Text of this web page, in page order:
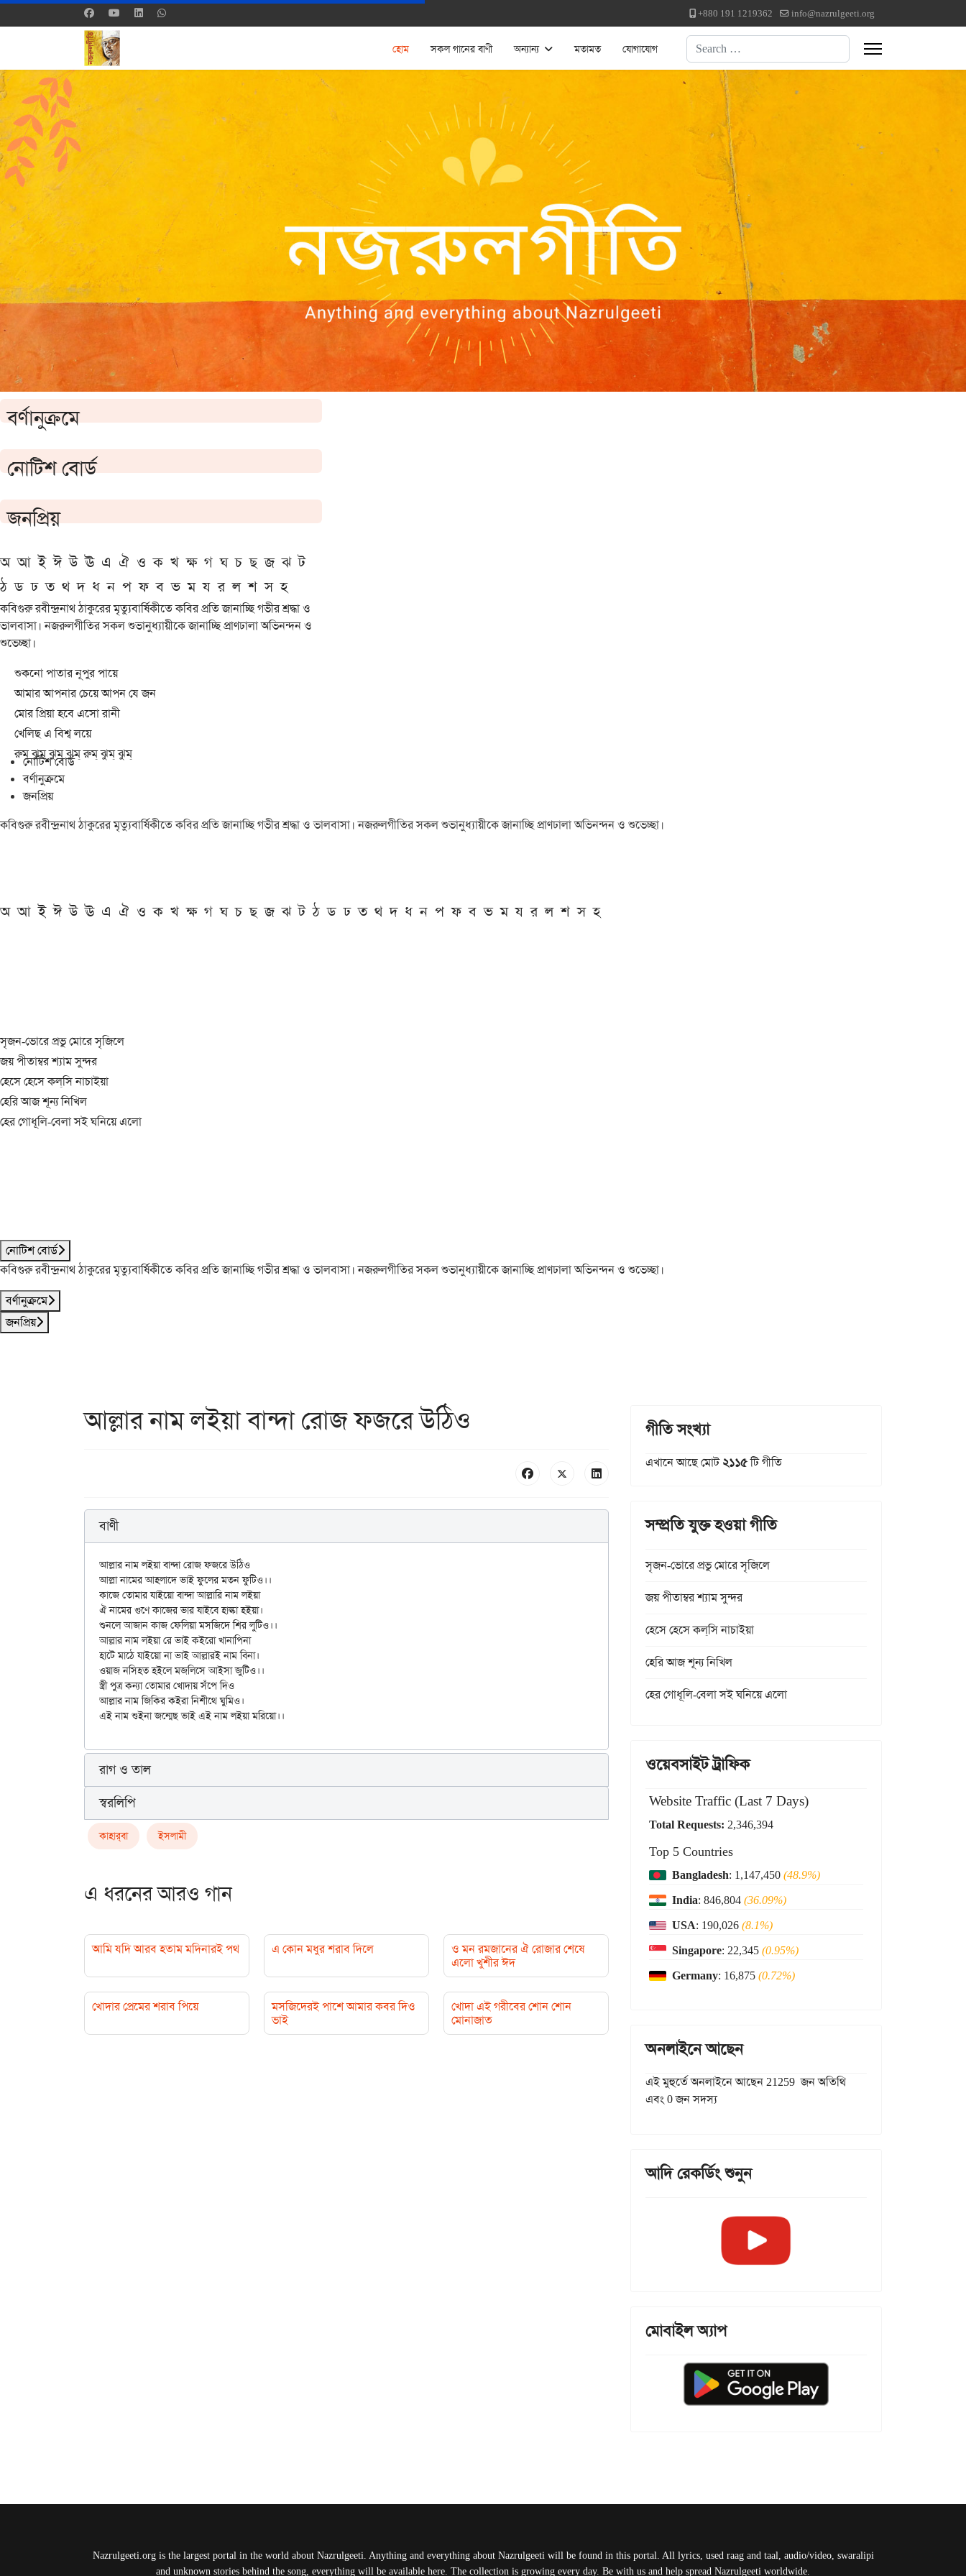
+880 191 1219362 info@nazrulgeeti.org
হোম সকল গানের বাণী অন্যান্য মতামত যোগাযোগ Search
বর্ণানুক্রমে
নোটিশ বোর্ড
জনপ্রিয়
অ আ ই ঈ উ ঊ এ ঐ ও ক খ ক্ষ গ ঘ চ ছ জ ঝ ট
ঠ ড ঢ ত থ দ ধ ন প ফ ব ভ ম য র ল শ স হ
কবিগুরু রবীন্দ্রনাথ ঠাকুরের মৃত্যুবার্ষিকীতে কবির প্রতি জানাচ্ছি গভীর শ্রদ্ধা ও
ভালবাসা। নজরুলগীতির সকল শুভানুধ্যায়ীকে জানাচ্ছি প্রাণঢালা অভিনন্দন ও
শুভেচ্ছা।
শুকনো পাতার নূপুর পায়ে
আমার আপনার চেয়ে আপন যে জন
মোর প্রিয়া হবে এসো রানী
খেলিছ এ বিশ্ব লয়ে
রুম্ ঝুম্ ঝুম্ ঝুম্ রুম্ ঝুম্ ঝুম্
নোটিশ বোর্ড
বর্ণানুক্রমে
জনপ্রিয়
কবিগুরু রবীন্দ্রনাথ ঠাকুরের মৃত্যুবার্ষিকীতে কবির প্রতি জানাচ্ছি গভীর শ্রদ্ধা ও ভালবাসা। নজরুলগীতির সকল শুভানুধ্যায়ীকে জানাচ্ছি প্রাণঢালা অভিনন্দন ও শুভেচ্ছা।
অ আ ই ঈ উ ঊ এ ঐ ও ক খ ক্ষ গ ঘ চ ছ জ ঝ ট ঠ ড ঢ ত থ দ ধ ন প ফ ব ভ ম য র ল শ স হ
সৃজন-ভোরে প্রভু মোরে সৃজিলে
জয় পীতাম্বর শ্যাম সুন্দর
হেসে হেসে কল্‌সি নাচাইয়া
হেরি আজ শূন্য নিখিল
হের গোধূলি-বেলা সই ঘনিয়ে এলো
নোটিশ বোর্ড
কবিগুরু রবীন্দ্রনাথ ঠাকুরের মৃত্যুবার্ষিকীতে কবির প্রতি জানাচ্ছি গভীর শ্রদ্ধা ও ভালবাসা। নজরুলগীতির সকল শুভানুধ্যায়ীকে জানাচ্ছি প্রাণঢালা অভিনন্দন ও শুভেচ্ছা।
বর্ণানুক্রমে
জনপ্রিয়
আল্লার নাম লইয়া বান্দা রোজ ফজরে উঠিও
বাণী
আল্লার নাম লইয়া বান্দা রোজ ফজরে উঠিও
আল্লা নামের আহলাদে ভাই ফুলের মতন ফুটিও।।
কাজে তোমার যাইয়ো বান্দা আল্লারি নাম লইয়া
ঐ নামের গুণে কাজের ভার যাইবে হাল্কা হইয়া।
শুনলে আজান কাজ ফেলিয়া মসজিদে শির লুটিও।।
আল্লার নাম লইয়া রে ভাই কইরো খানাপিনা
হাটে মাঠে যাইয়ো না ভাই আল্লারই নাম বিনা।
ওয়াজ নসিহত হইলে মজলিসে আইসা জুটিও।।
স্ত্রী পুত্র কন্যা তোমার খোদায় সঁপে দিও
আল্লার নাম জিকির কইরা নিশীথে ঘুমিও।
রাগ ও তাল
স্বরলিপি
কাহার্‌বা ইসলামী
এ ধরনের আরও গান
আমি যদি আরব হতাম মদিনারই পথ এ কোন মধুর শরাব দিলে
ও মন রমজানের ঐ রোজার শেষে
এলো খুশীর ঈদ
খোদার প্রেমের শরাব পিয়ে
মসজিদেরই পাশে আমার কবর দিও
ভাই
খোদা এই গরীবের শোন শোন
মোনাজাত
গীতি সংখ্যা
এখানে আছে মোট২১১৫টি গীতি
সম্প্রতি যুক্ত হওয়া গীতি
সৃজন-ভোরে প্রভু মোরে সৃজিলে
জয় পীতাম্বর শ্যাম সুন্দর
হেসে হেসে কল্‌সি নাচাইয়া
হেরি আজ শূন্য নিখিল
হের গোধূলি-বেলা সই ঘনিয়ে এলো
ওয়েবসাইট ট্রাফিক
Website Traffic (Last 7 Days)
Total Requests: 2,346,394
Top 5 Countries
Bangladesh: 1,147,450(48.9%)
India: 846,804(36.09%)
USA: 190,026(8.1%)
Singapore: 22,345(0.95%)
Germany: 16,875(0.72%)
অনলাইনে আছেন
এই মুহুর্তে অনলাইনে আছেন 21259 জন অতিথি
এবং 0 জন সদস্য
আদি রেকর্ডিং শুনুন
মোবাইল অ্যাপ
Nazrulgeeti.org is the largest portal in the world about Nazrulgeeti. Anything and everything about Nazrulgeeti will be found in this portal. All lyrics, used raag and taal, audio/video, swaralipi
and unknown stories behind the song, everything will be available here. The collection is growing every day. Be with us and help spread Nazrulgeeti worldwide.